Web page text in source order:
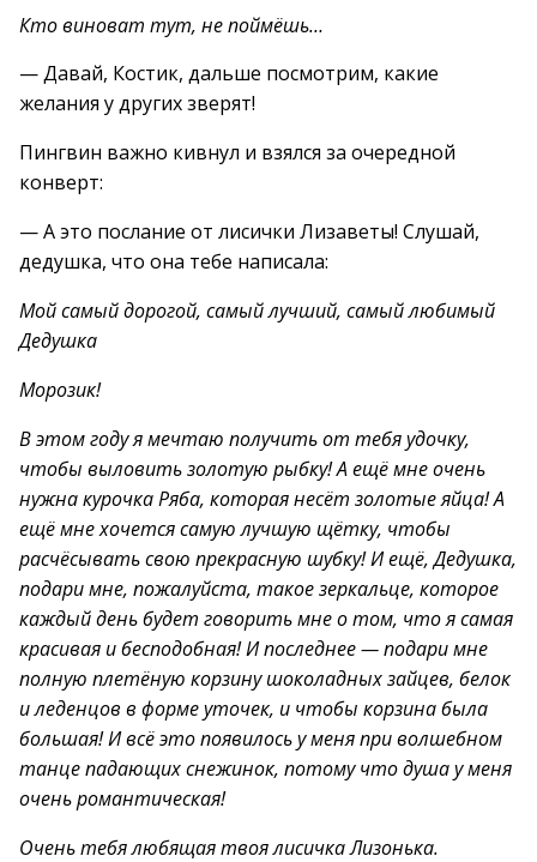
Кто виноват тут, не поймёшь…
— Давай, Костик, дальше посмотрим, какие
желания у других зверят!
Пингвин важно кивнул и взялся за очередной
конверт:
— А это послание от лисички Лизаветы! Слушай,
дедушка, что она тебе написала:
Мой самый дорогой, самый лучший, самый любимый
Дедушка
Морозик!
В этом году я мечтаю получить от тебя удочку,
чтобы выловить золотую рыбку! А ещё мне очень
нужна курочка Ряба, которая несёт золотые яйца! А
ещё мне хочется самую лучшую щётку, чтобы
расчёсывать свою прекрасную шубку! И ещё, Дедушка,
подари мне, пожалуйста, такое зеркальце, которое
каждый день будет говорить мне о том, что я самая
красивая и бесподобная! И последнее — подари мне
полную плетёную корзину шоколадных зайцев, белок
и леденцов в форме уточек, и чтобы корзина была
большая! И всё это появилось у меня при волшебном
танце падающих снежинок, потому что душа у меня
очень романтическая!
Очень тебя любящая твоя лисичка Лизонька.